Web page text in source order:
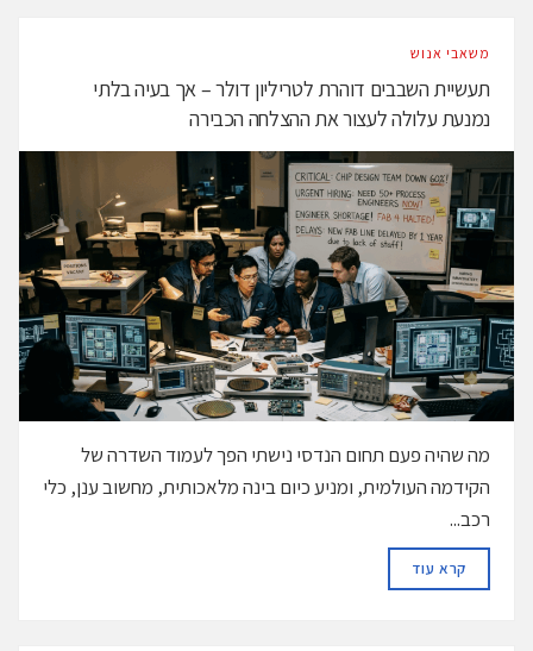
משאבי אנוש
תעשיית השבבים דוהרת לטריליון דולר – אך בעיה בלתי
נמנעת עלולה לעצור את ההצלחה הכבירה
מה שהיה פעם תחום הנדסי נישתי הפך לעמוד השדרה של
הקידמה העולמית, ומניע כיום בינה מלאכותית, מחשוב ענן, כלי
רכב...
קרא עודDETAILS